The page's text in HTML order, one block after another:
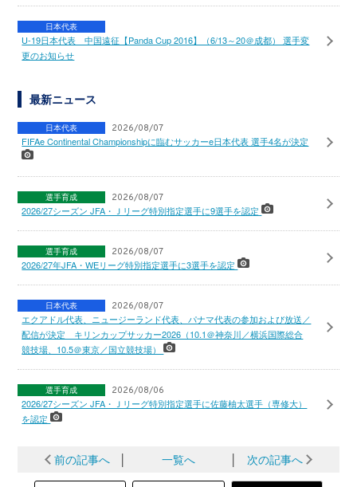
日本代表
U-19日本代表 中国遠征【Panda Cup 2016】（6/13～20＠成都） 選手変
更のお知らせ
最新ニュース
日本代表 2026/08/07
FIFAe Continental Championshipに臨むサッカーe日本代表 選手4名が決定
選手育成 2026/08/07
2026/27シーズン JFA・Ｊリーグ特別指定選手に9選手を認定
選手育成 2026/08/07
2026/27年JFA・WEリーグ特別指定選手に3選手を認定
日本代表 2026/08/07
エクアドル代表、ニュージーランド代表、パナマ代表の参加および放送／
配信が決定 キリンカップサッカー2026（10.1＠神奈川／横浜国際総合
競技場、10.5＠東京／国立競技場）
選手育成 2026/08/06
2026/27シーズン JFA・Ｊリーグ特別指定選手に佐藤柚太選手（専修大）
を認定
前の記事へ │ 一覧へ │ 次の記事へ